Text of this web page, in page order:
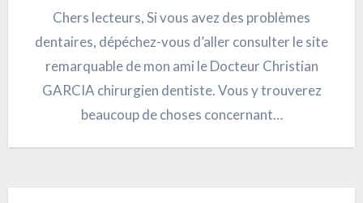
Chers lecteurs, Si vous avez des problèmes
dentaires, dépéchez-vous d’aller consulter le site
remarquable de mon ami le Docteur Christian
GARCIA chirurgien dentiste. Vous y trouverez
beaucoup de choses concernant…